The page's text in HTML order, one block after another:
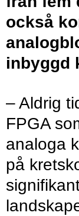
också
inbyggd
– Aldrig
FPGA
analoga
på